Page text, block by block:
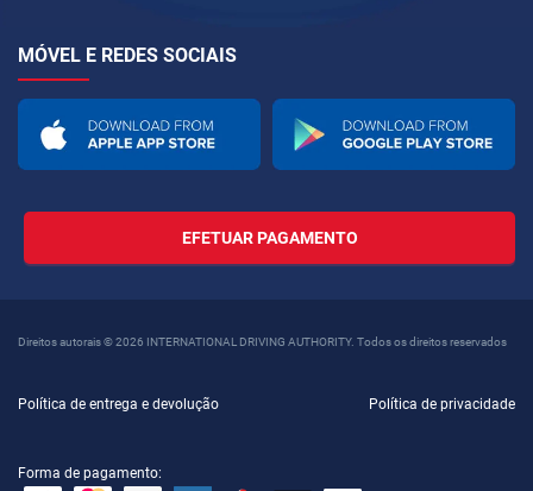
MÓVEL E REDES SOCIAIS
EFETUAR PAGAMENTO
Direitos autorais © 2026 INTERNATIONAL DRIVING AUTHORITY. Todos os direitos reservados
Política de entrega e devolução Política de privacidade
Forma de pagamento: